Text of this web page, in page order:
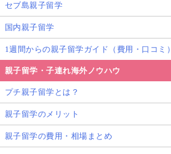
セブ島親子留学
国内親子留学
1週間からの親子留学ガイド（費用・口コミ）
親子留学・子連れ海外ノウハウ
プチ親子留学とは？
親子留学のメリット
親子留学の費用・相場まとめ